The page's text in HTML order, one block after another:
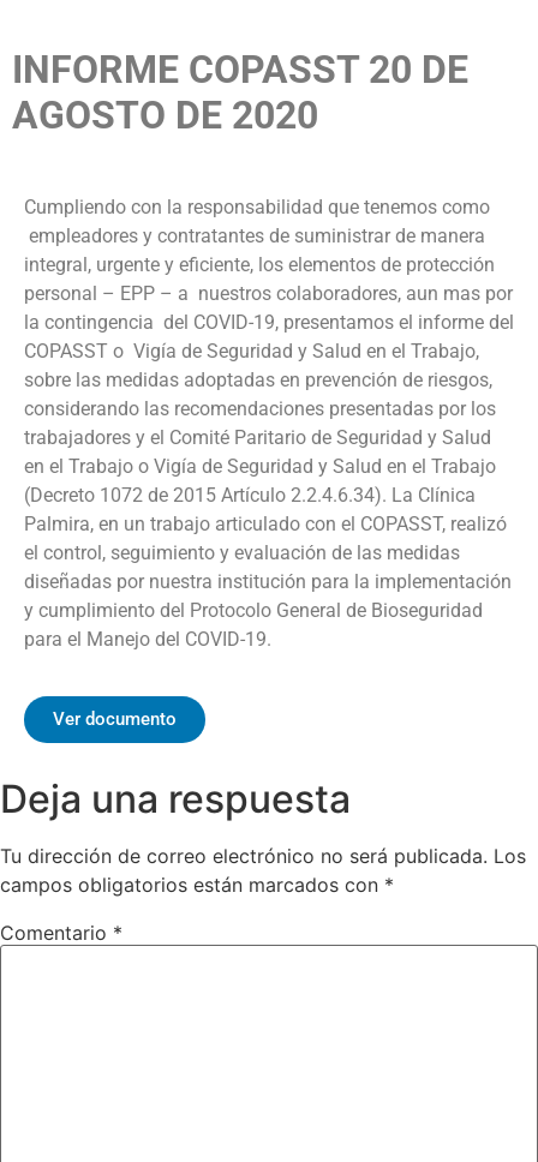
INFORME COPASST 20 DE
AGOSTO DE 2020
Cumpliendo con la responsabilidad que tenemos como
empleadores y contratantes de suministrar de manera
integral, urgente y eficiente, los elementos de protección
personal – EPP – a nuestros colaboradores, aun mas por
la contingencia del COVID-19, presentamos el informe del
COPASST o Vigía de Seguridad y Salud en el Trabajo,
sobre las medidas adoptadas en prevención de riesgos,
considerando las recomendaciones presentadas por los
trabajadores y el Comité Paritario de Seguridad y Salud
en el Trabajo o Vigía de Seguridad y Salud en el Trabajo
(Decreto 1072 de 2015 Artículo 2.2.4.6.34). La Clínica
Palmira, en un trabajo articulado con el COPASST, realizó
el control, seguimiento y evaluación de las medidas
diseñadas por nuestra institución para la implementación
y cumplimiento del Protocolo General de Bioseguridad
para el Manejo del COVID-19.
Ver documento
Deja una respuesta
Tu dirección de correo electrónico no será publicada. Los
campos obligatorios están marcados con *
Comentario *